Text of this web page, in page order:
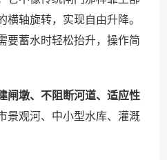
横轴旋转，实现自由升降。
要蓄水时轻松抬升，操作简
闸墩、不阻断河道、适应性
景观河、中小型水库、灌溉